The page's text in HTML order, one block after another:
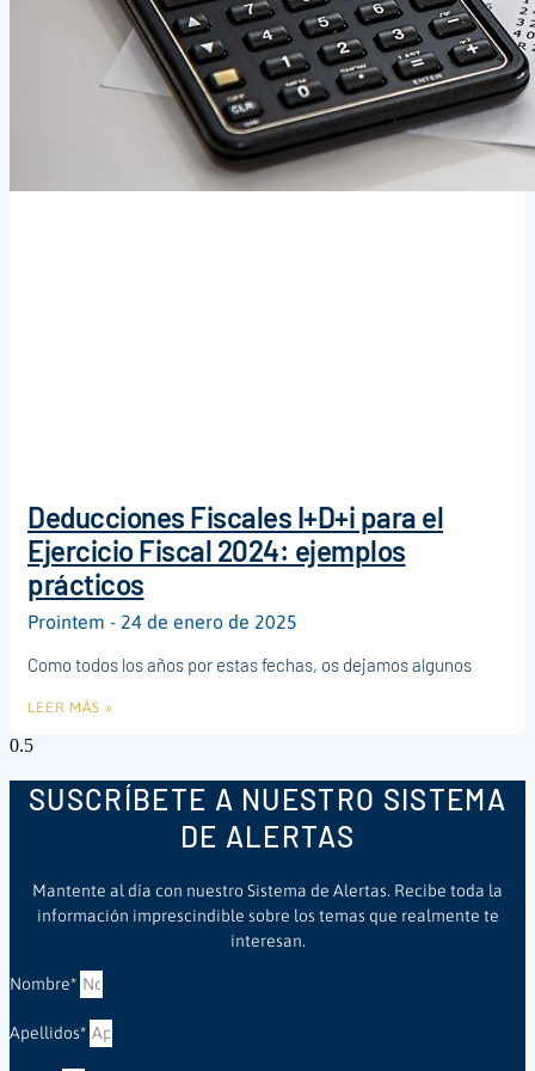
Deducciones Fiscales I+D+i para el
Ejercicio Fiscal 2024: ejemplos
prácticos
Prointem
24 de enero de 2025
Como todos los años por estas fechas, os dejamos algunos
LEER MÁS »
SUSCRÍBETE A NUESTRO SISTEMA
DE ALERTAS
Mantente al día con nuestro Sistema de Alertas. Recibe toda la
información imprescindible sobre los temas que realmente te
interesan.
Nombre*
Apellidos*